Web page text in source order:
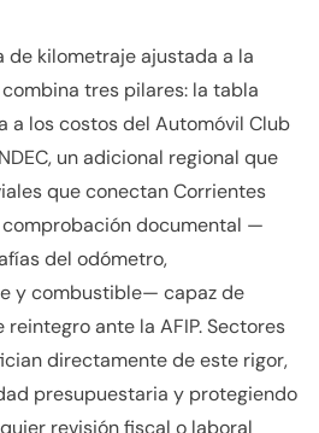
de kilometraje ajustada a la
tres pilares: la tabla
a los costos del Automóvil Club
un adicional regional que
que conectan Corrientes
comprobación documental —
del odómetro,
y combustible— capaz de
ante la AFIP. Sectores
directamente de este rigor,
presupuestaria y protegiendo
revisión fiscal o laboral